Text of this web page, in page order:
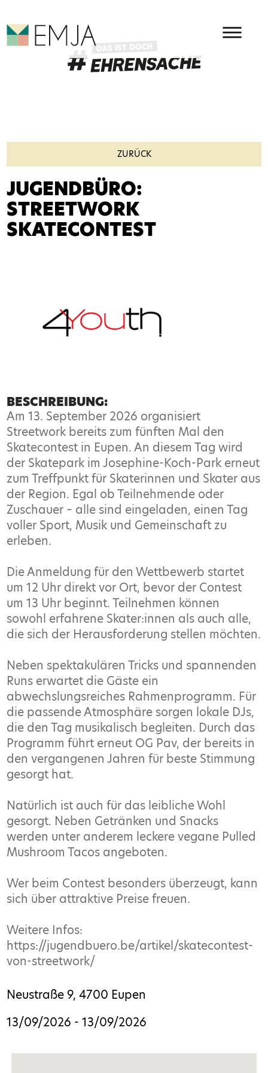
HAUPMENÜ
EMJA - EHRENAMT IN
ZURÜCK
JUGENDBÜRO:
STREETWORK
SKATECONTEST
BESCHREIBUNG:
Am 13. September 2026 organisiert
Streetwork bereits zum fünften Mal den
Skatecontest in Eupen. An diesem Tag wird
der Skatepark im Josephine-Koch-Park erneut
zum Treffpunkt für Skaterinnen und Skater aus
der Region. Egal ob Teilnehmende oder
Zuschauer – alle sind eingeladen, einen Tag
voller Sport, Musik und Gemeinschaft zu
erleben.
Die Anmeldung für den Wettbewerb startet
um 12 Uhr direkt vor Ort, bevor der Contest
um 13 Uhr beginnt. Teilnehmen können
sowohl erfahrene Skater:innen als auch alle,
die sich der Herausforderung stellen möchten.
Neben spektakulären Tricks und spannenden
Runs erwartet die Gäste ein
abwechslungsreiches Rahmenprogramm. Für
die passende Atmosphäre sorgen lokale DJs,
die den Tag musikalisch begleiten. Durch das
Programm führt erneut OG Pav, der bereits in
den vergangenen Jahren für beste Stimmung
gesorgt hat.
Natürlich ist auch für das leibliche Wohl
gesorgt. Neben Getränken und Snacks
werden unter anderem leckere vegane Pulled
Mushroom Tacos angeboten.
Wer beim Contest besonders überzeugt, kann
sich über attraktive Preise freuen.
Weitere Infos:
https://jugendbuero.be/artikel/skatecontest-
von-streetwork/
Neustraße 9, 4700 Eupen
13/09/2026 -13/09/2026